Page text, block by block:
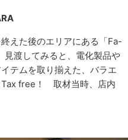
えた後のエリアにある「Fa-
見渡してみると、電化製品や
テムを取り揃えた、バラエ
Tax free！ 取材当時、店内